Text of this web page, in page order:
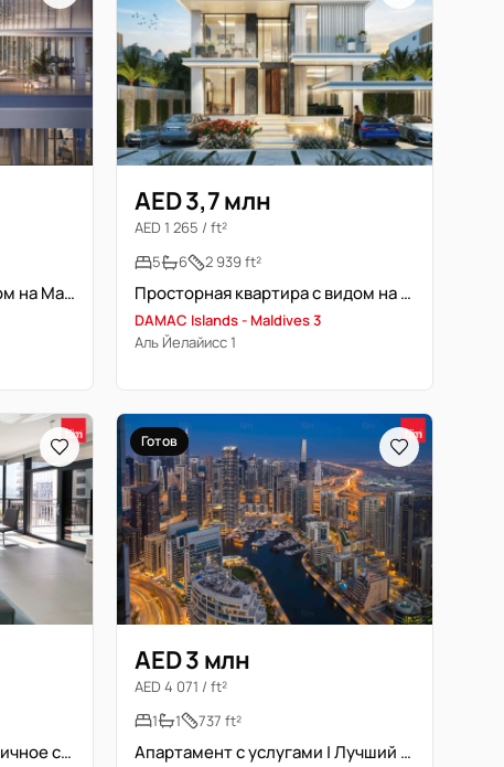
Апартамент у моря с видом на Марину | Срочная продажа
AED 3,7 млн
AED 1 265 / ft²
5
6 2 939 ft²
Просторная квартира с видом на воду в эксклюзивном курортном комплексе
DAMAC Islands - Maldives 3
Аль Йелайисс 1
Современная жизнь | Отличное сообщество | Вид на Крик
Готов
AED 3 млн
AED 4 071 / ft²
1
1 737 ft²
Апартамент с услугами | Лучший вид | Свободна